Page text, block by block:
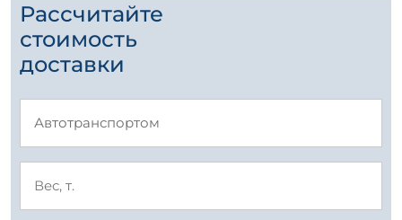
Рассчитайте
стоимость
доставки